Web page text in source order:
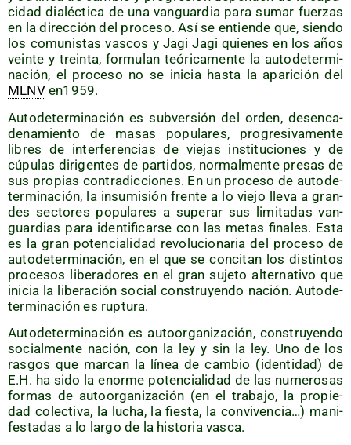
ci­dad dia­léc­ti­ca de una van­guar­dia para sumar fuer­zas
en la direc­ción del pro­ce­so. Así se entien­de que, sien­do
los comu­nis­tas vas­cos y Jagi Jagi quie­nes en los años
vein­te y trein­ta, for­mu­lan teó­ri­ca­men­te la auto­de­ter­mi­
na­ción, el pro­ce­so no se ini­cia has­ta la apa­ri­ción del
MLNVen1959.
Auto­de­ter­mi­na­ción es sub­ver­sión del orden, des­en­ca­
de­na­mien­to de masas popu­la­res, pro­gre­si­va­men­te
libres de inter­fe­ren­cias de vie­jas ins­ti­tu­cio­nes y de
cúpu­las diri­gen­tes de par­ti­dos, nor­mal­men­te pre­sas de
sus pro­pias con­tra­dic­cio­nes. En un pro­ce­so de auto­de­
ter­mi­na­ción, la insu­mi­sión fren­te a lo vie­jo lle­va a gran­
des sec­to­res popu­la­res a supe­rar sus limi­ta­das van­
guar­dias para iden­ti­fi­car­se con las metas fina­les. Esta
es la gran poten­cia­li­dad revo­lu­cio­na­ria del pro­ce­so de
auto­de­ter­mi­na­ción, en el que se con­ci­tan los dis­tin­tos
pro­ce­sos libe­ra­do­res en el gran suje­to alter­na­ti­vo que
ini­cia la libe­ra­ción social cons­tru­yen­do nación. Auto­de­
ter­mi­na­ción es ruptura.
Auto­de­ter­mi­na­ción es auto­or­ga­ni­za­ción, cons­tru­yen­do
social­men­te nación, con la ley y sin la ley. Uno de los
ras­gos que mar­can la línea de cam­bio (iden­ti­dad) de
E.H. ha sido la enor­me poten­cia­li­dad de las nume­ro­sas
for­mas de auto­or­ga­ni­za­ción (en el tra­ba­jo, la pro­pie­
dad colec­ti­va, la lucha, la fies­ta, la con­vi­ven­cia…) mani­
fes­ta­das a lo lar­go de la his­to­ria vasca.